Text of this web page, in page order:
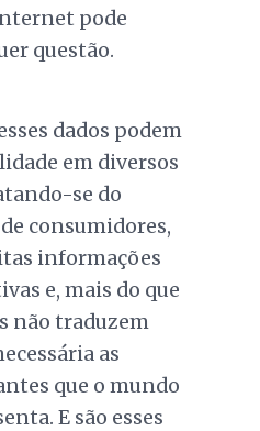
pode
questão.
dados podem
em diversos
se do
consumidores,
informações
e, mais do que
não traduzem
as
que o mundo
E são esses